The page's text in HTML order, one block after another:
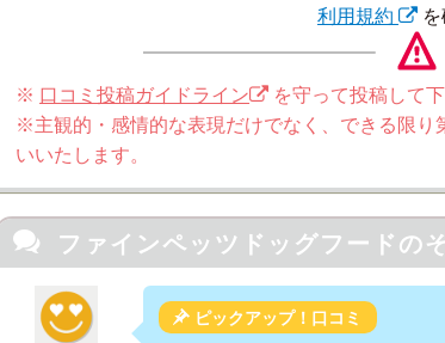
利用規約
※ 口コミ投稿ガイドライン
を守って投稿して下
※主観的・感情的な表現だけでなく、できる限
いいたします。
 ファインペッツドッグフードの
 ピックアップ！口コミ